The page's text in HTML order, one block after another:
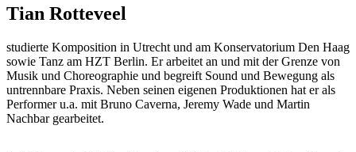
Tian Rotteveel
studierte Komposition in Utrecht und am Konservatorium Den Haag
sowie Tanz am HZT Berlin. Er arbeitet an und mit der Grenze von
Musik und Choreographie und begreift Sound und Bewegung als
untrennbare Praxis. Neben seinen eigenen Produktionen hat er als
Performer u.a. mit Bruno Caverna, Jeremy Wade und Martin
Nachbar gearbeitet.